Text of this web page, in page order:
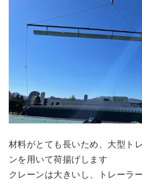
材料がとても長いため、大型ト
ンを用いて荷揚げします
クレーンは大きいし、トレーラ